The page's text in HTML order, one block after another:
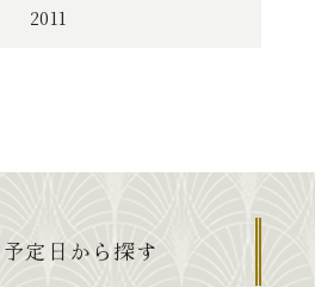
2011
定日から探す